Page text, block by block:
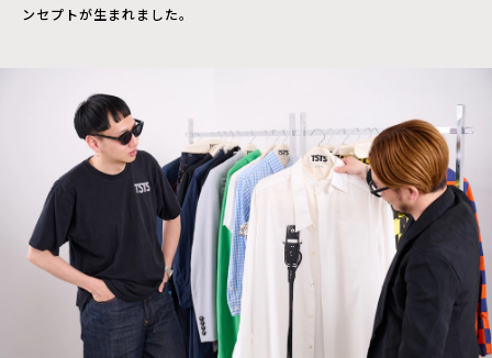
ンセプトが生まれました。